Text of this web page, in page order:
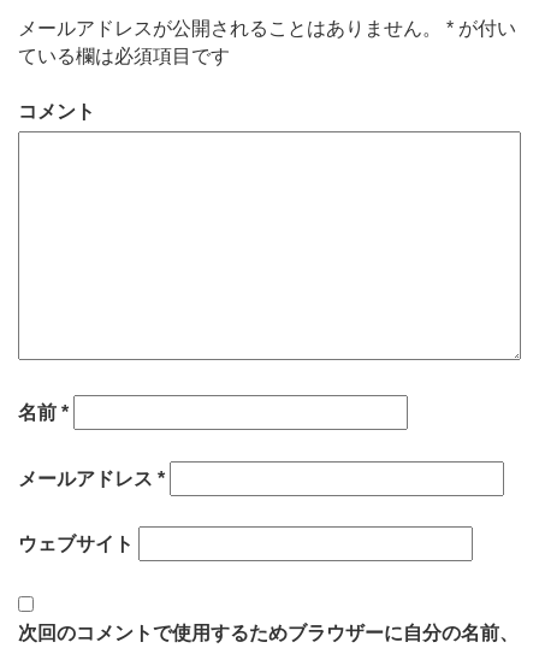
メールアドレスが公開されることはありません。 * が付い
ている欄は必須項目です
コメント
名前 *
メールアドレス *
ウェブサイト
次回のコメントで使用するためブラウザーに自分の名前、